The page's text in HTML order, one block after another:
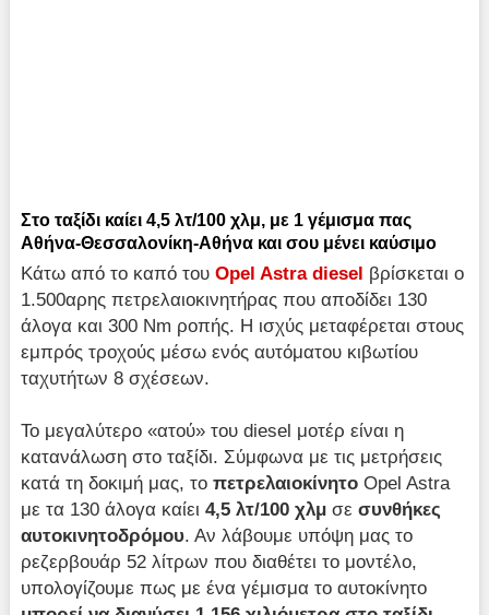
Στο ταξίδι καίει 4,5 λτ/100 χλμ, με 1 γέμισμα πας
Αθήνα-Θεσσαλονίκη-Αθήνα και σου μένει καύσιμο
Κάτω από το καπό τουOpel Astradiesel
βρίσκεται ο
1.500αρης πετρελαιοκινητήρας που αποδίδει 130
άλογα και 300 Nm ροπής. Η ισχύς μεταφέρεται στους
εμπρός τροχούς μέσω ενός αυτόματου κιβωτίου
ταχυτήτων 8 σχέσεων.
Το μεγαλύτερο «ατού» του diesel μοτέρ είναι η
κατανάλωση στο ταξίδι. Σύμφωνα με τις μετρήσεις
κατά τη δοκιμή μας, τοπετρελαιοκίνητο Opel Astra
με τα 130 άλογα καίει4,5 λτ/100 χλμ σεσυνθήκες
αυτοκινητοδρόμου. Αν λάβουμε υπόψη μας το
ρεζερβουάρ 52 λίτρων που διαθέτει το μοντέλο,
υπολογίζουμε πως με ένα γέμισμα το αυτοκίνητο